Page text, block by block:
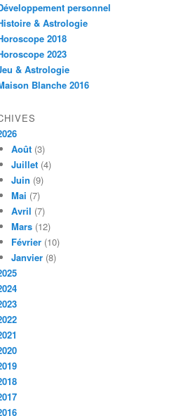
personnel
& Astrologie
2018
2023
& Astrologie
Blanche 2016
Août (3)
Juillet (4)
Juin (9)
Mai (7)
Avril (7)
Mars (12)
Février (10)
Janvier (8)